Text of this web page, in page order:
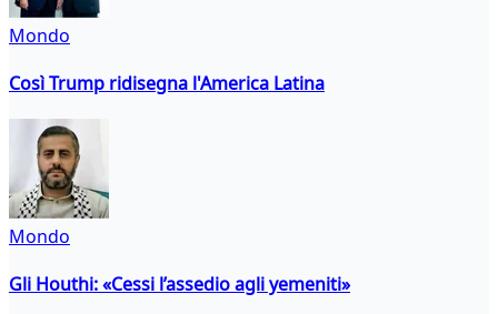
Mondo
Così Trump ridisegna l'America Latina
Mondo
Gli Houthi: «Cessi l’assedio agli yemeniti»